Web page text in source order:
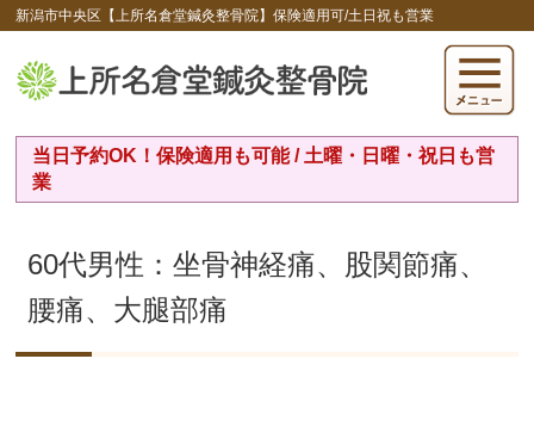
新潟市中央区【上所名倉堂鍼灸整骨院】保険適用可/土日祝も営業
当日予約OK！保険適用も可能 / 土曜・日曜・祝日も営
業
60代男性：坐骨神経痛、股関節痛、
腰痛、大腿部痛